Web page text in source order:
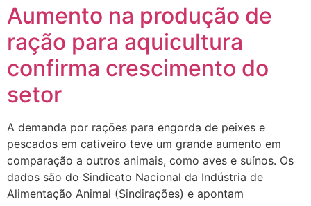
Aumento na produção de
ração para aquicultura
confirma crescimento do
setor
A demanda por rações para engorda de peixes e
pescados em cativeiro teve um grande aumento em
comparação a outros animais, como aves e suínos. Os
dados são do Sindicato Nacional da Indústria de
Alimentação Animal (Sindirações) e apontam